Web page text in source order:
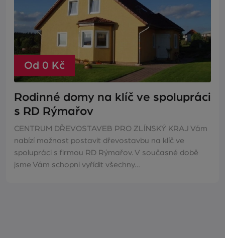
Od 0 Kč
Rodinné domy na klíč ve spolupráci
s RD Rýmařov
CENTRUM DŘEVOSTAVEB PRO ZLÍNSKÝ KRAJ Vám
nabízí možnost postavit dřevostavbu na klíč ve
spolupráci s firmou RD Rýmařov. V současné době
jsme Vám schopni vyřídit všechny…